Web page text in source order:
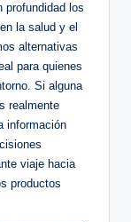
profundidad los
la salud y el
alternativas
para quienes
Si alguna⁢
realmente
información
viaje hacia
productos